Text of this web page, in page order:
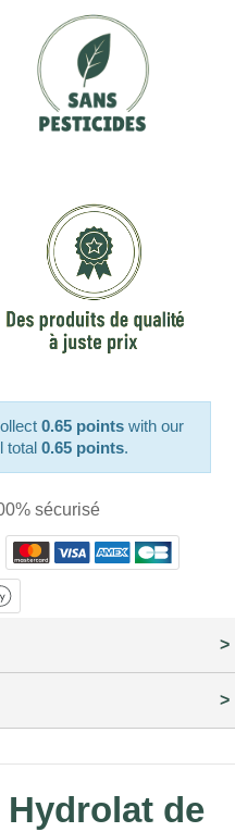
0.65 points with our
total0.65 points.
sécurisé
Hydrolat de